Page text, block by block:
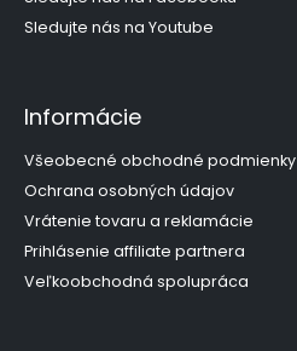
Sledujte nás na Youtube
Informácie
Všeobecné obchodné podmienky
Ochrana osobných údajov
Vrátenie tovaru a reklamácie
Prihlásenie affiliate partnera
Veľkoobchodná spolupráca